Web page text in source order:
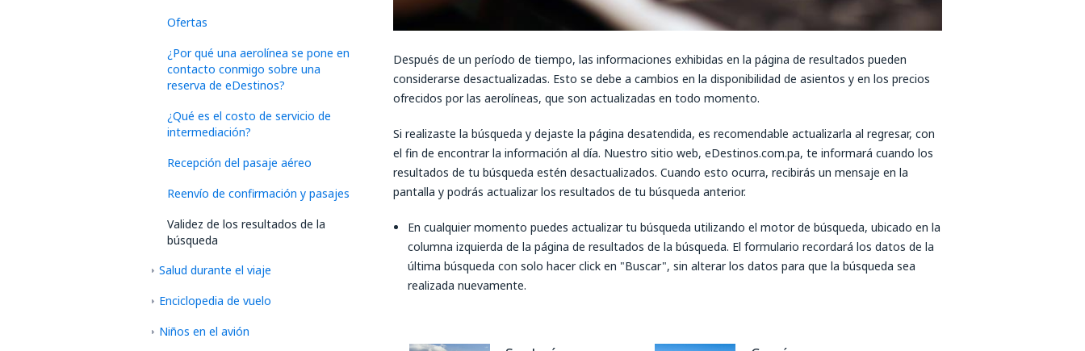
Ofertas
¿Por qué una aerolínea se pone en
contacto conmigo sobre una
reserva de eDestinos?
¿Qué es el costo de servicio de
intermediación?
Recepción del pasaje aéreo
Reenvío de confirmación y pasajes
Validez de los resultados de la
búsqueda
Salud durante el viaje
Enciclopedia de vuelo
Niños en el avión
Después de un período de tiempo, las informaciones exhibidas en la página de resultados pueden
considerarse desactualizadas. Esto se debe a cambios en la disponibilidad de asientos y en los precios
ofrecidos por las aerolíneas, que son actualizadas en todo momento.
Si realizaste la búsqueda y dejaste la página desatendida, es recomendable actualizarla al regresar, con
el fin de encontrar la información al día. Nuestro sitio web, eDestinos.com.pa, te informará cuando los
resultados de tu búsqueda estén desactualizados. Cuando esto ocurra, recibirás un mensaje en la
pantalla y podrás actualizar los resultados de tu búsqueda anterior.
En cualquier momento puedes actualizar tu búsqueda utilizando el motor de búsqueda, ubicado en la
columna izquierda de la página de resultados de la búsqueda. El formulario recordará los datos de la
última búsqueda con solo hacer click en "Buscar", sin alterar los datos para que la búsqueda sea
realizada nuevamente.